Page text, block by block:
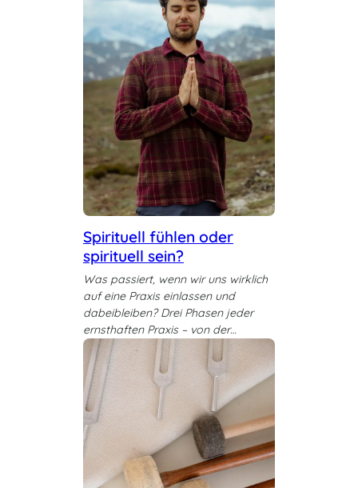
Spirituell fühlen oder
spirituell sein?
Was passiert, wenn wir uns wirklich
auf eine Praxis einlassen und
dabeibleiben? Drei Phasen jeder
ernsthaften Praxis – von der…